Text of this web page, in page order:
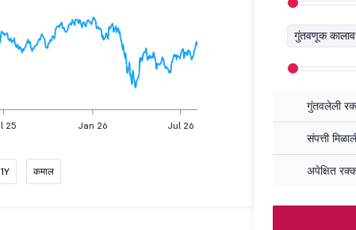
25 Jan 26 Jul 26
1Y कमाल
गुंतवणूक
गुंतवलेली
संपत्ती
अपेक्षित